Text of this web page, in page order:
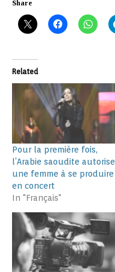
Share
Related
Pour la première fois,
l’Arabie saoudite autorise
une femme à se produire
en concert
In "Français"